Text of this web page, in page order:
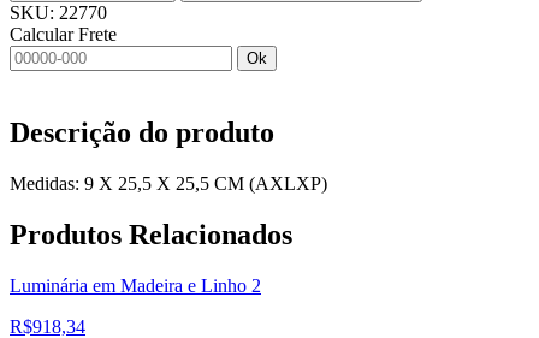
SKU: 22770
Calcular Frete
Ok
Descrição do produto
Medidas: 9 X 25,5 X 25,5 CM (AXLXP)
Produtos Relacionados
Luminária em Madeira e Linho 2
R$918,34